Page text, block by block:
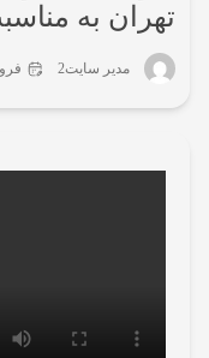
تهران به
مدیر سایت2
کمیسیون
ها
کارشناسان